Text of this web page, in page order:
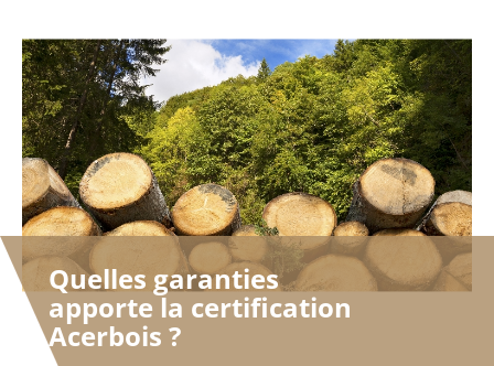
Quelles garanties
apporte la certification
Acerbois ?